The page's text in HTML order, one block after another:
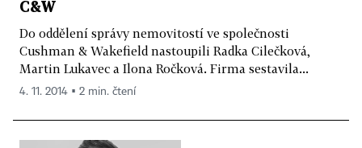
C&W
Do oddělení správy nemovitostí ve společnosti
Cushman & Wakefield nastoupili Radka Cilečková,
Martin Lukavec a Ilona Ročková. Firma sestavila...
4. 11. 2014 ▪ 2 min. čtení